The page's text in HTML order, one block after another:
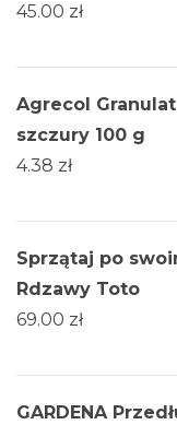
45.00 zł
Agrecol
szczury 100 g
4.38 zł
Sprzątaj po
Rdzawy Toto
69.00 zł
GARDENA